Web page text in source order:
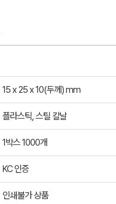
15 x 25 x 10(두께) mm
플라스틱, 스틸 칼날
1박스 1000개
KC 인증
인쇄불가 상품